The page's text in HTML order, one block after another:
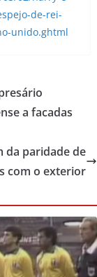
de-rei-
unido.ghtml
a facadas
da paridade de
com o exterior